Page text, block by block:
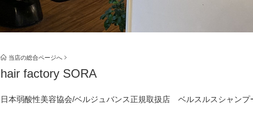
当店の総合ページへ
hair factory SORA
日本弱酸性美容協会/ベルジュバンス正規取扱店 ベルスルスシャンプ